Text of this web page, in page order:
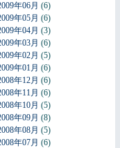
年06月 (6)
年05月 (6)
年04月 (3)
年03月 (6)
年02月 (5)
年01月 (6)
年12月 (6)
年11月 (6)
年10月 (5)
年09月 (8)
年08月 (5)
年07月 (6)